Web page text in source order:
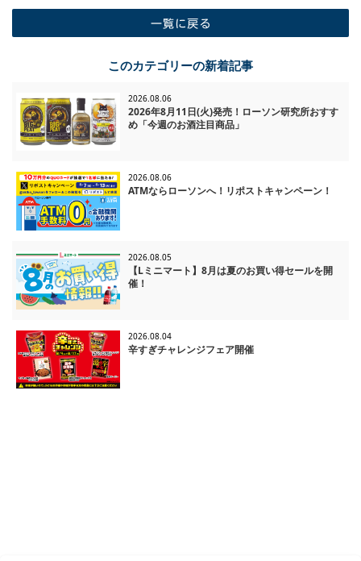
このカテゴリーの新着記事
2026.08.06
2026年8月11日(火)発売！ローソン研究所おすす
め「今週のお酒注目商品」
2026.08.06
ATMならローソンへ！リポストキャンペーン！
2026.08.05
【Lミニマート】8月は夏のお買い得セールを開
催！
2026.08.04
辛すぎチャレンジフェア開催